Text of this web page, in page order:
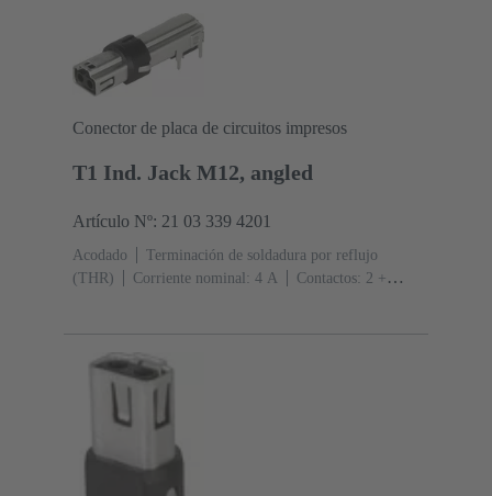
Conector de placa de circuitos impresos
T1 Ind. Jack M12, angled
Artículo Nº: 21 03 339 4201
Acodado
Terminación de soldadura por reflujo
(THR)
Corriente nominal: ‌4 A
Contactos: 2 +